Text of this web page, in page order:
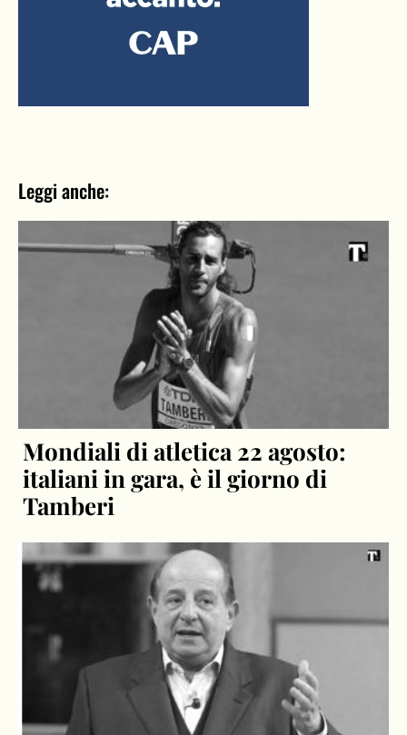
Leggi anche:
Mondiali di atletica 22 agosto:
italiani in gara, è il giorno di
Tamberi